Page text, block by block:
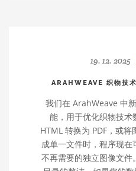
19. 12. 2025
ARAHWEAVE 织物技
我们在 ArahWeave 中
能，用于优化织物技
HTML 转换为 PDF，或
成单一文件时，程序现
不再需要的独立图像文